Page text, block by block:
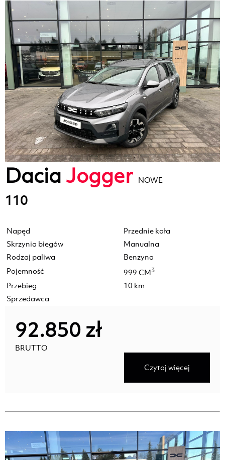
Dacia Jogger NOWE
110
Napęd
Przednie koła
Skrzynia biegów
Manualna
Rodzaj paliwa
Benzyna
Pojemność
999 CM3
Przebieg
10 km
Sprzedawca
92.850 zł
BRUTTO
Czytaj więcej